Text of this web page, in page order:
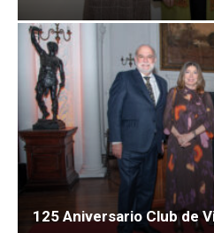
125 Aniversario Club de